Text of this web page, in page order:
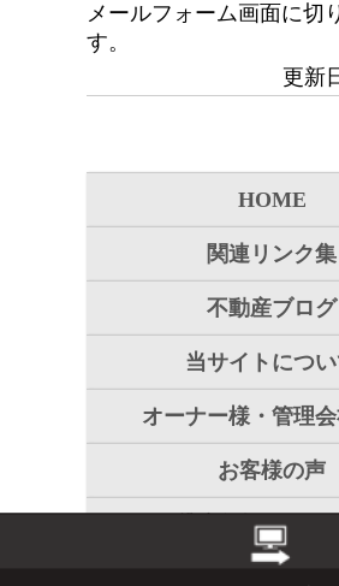
HOME
関連リンク集
不動産ブログ
当サイトにつ
オーナー様・管理
お客様の声
貸店舗探しのＱ
メールフォーム画面に切
す。
更新